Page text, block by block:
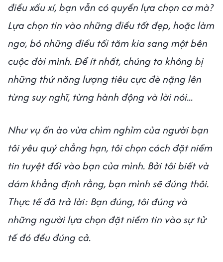
điều xấu xí, bạn vẫn có quyền lựa chọn cơ mà?
Lựa chọn tin vào những điều tốt đẹp, hoặc làm
ngơ, bỏ những điều tối tăm kia sang một bên
cuộc đời mình. Để ít nhất, chúng ta không bị
những thứ năng lượng tiêu cực đè nặng lên
từng suy nghĩ, từng hành động và lời nói...
Như vụ ồn ào vừa chìm nghỉm của người bạn
tôi yêu quý chẳng hạn, tôi chọn cách đặt niềm
tin tuyệt đối vào bạn của mình. Bởi tôi biết và
dám khẳng định rằng, bạn mình sẽ đúng thôi.
Thực tế đã trả lời: Bạn đúng, tôi đúng và
những người lựa chọn đặt niềm tin vào sự tử
tế đó đều đúng cả.